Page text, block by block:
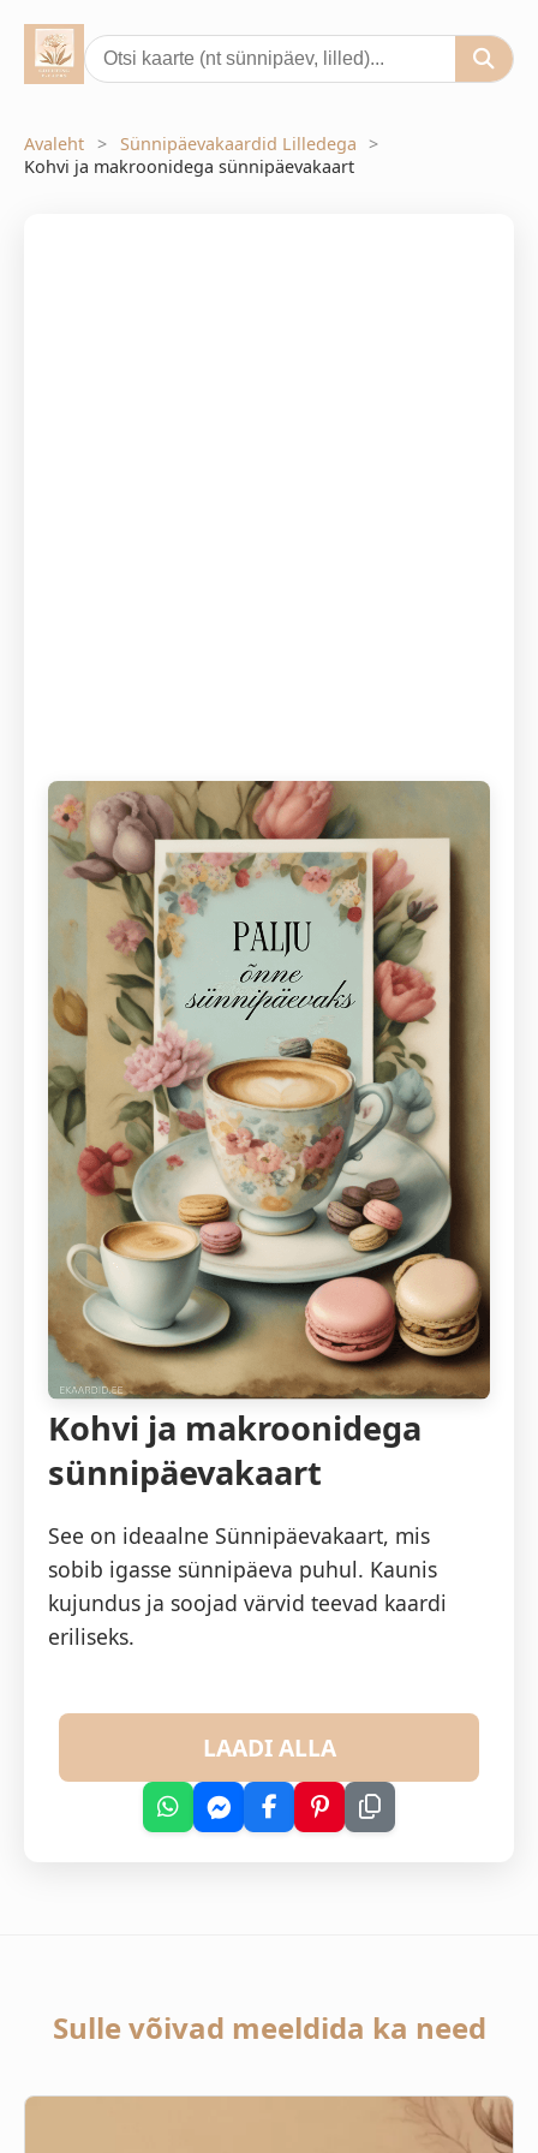
Avaleht
Sünnipäevakaardid Lilledega
Kohvi ja makroonidega sünnipäevakaart
Kohvi ja makroonidega
sünnipäevakaart
See on ideaalne Sünnipäevakaart, mis
sobib igasse sünnipäeva puhul. Kaunis
kujundus ja soojad värvid teevad kaardi
eriliseks.
LAADI ALLA
Sulle võivad meeldida ka need